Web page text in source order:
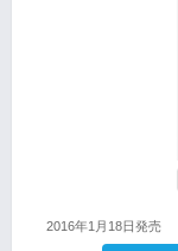
2016年1月18日発売